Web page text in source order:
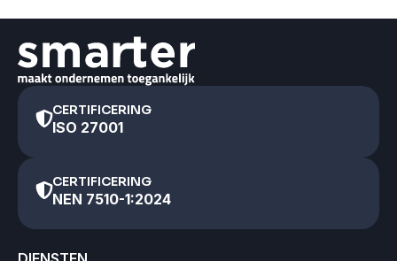
CERTIFICERING
ISO 27001
CERTIFICERING
NEN 7510-1:2024